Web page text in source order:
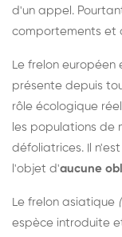
d'un appel.
comportements et
Le frelon européen
présente depuis
rôle écologique
les populations de
défoliatrices. Il
l'objet d'aucune
Le frelon asiatique
espèce introduite